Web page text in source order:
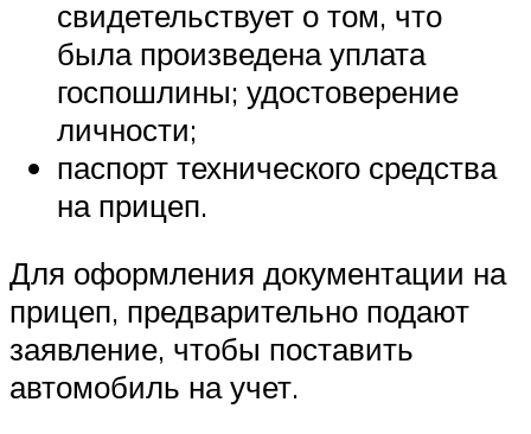
свидетельствует о том, что
была произведена уплата
госпошлины; удостоверение
личности;
паспорт технического средства
на прицеп.
Для оформления документации на
прицеп, предварительно подают
заявление, чтобы поставить
автомобиль на учет.